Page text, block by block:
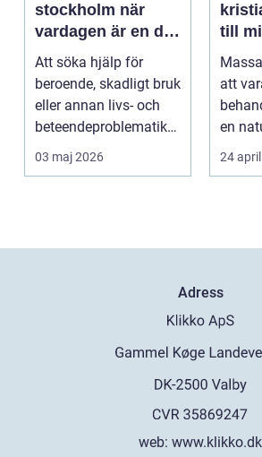
stockholm när
vardagen är en del
av behandlingen
Att söka hjälp för
beroende, skadligt bruk
eller annan livs- och
beteendeproblematik
är ett stort st...
03 maj 2026
till
och
att
en
24
Adress
web: www.klikko.dk